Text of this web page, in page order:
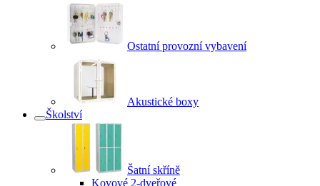
Ostatní provozní vybavení
Akustické boxy
Školství
Šatní skříně
Kovové 2-dveřové